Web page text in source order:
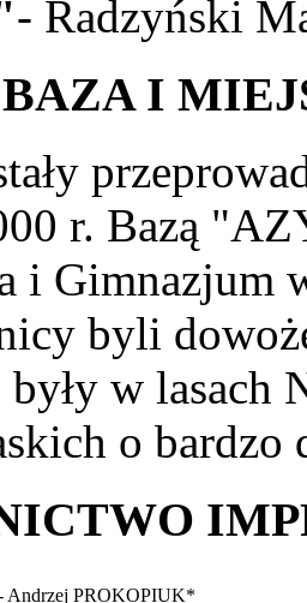
- Radzyński
I
r. Bazą
i Gimnazjum
byli
w lasach
o
Andrzej PROKOPIUK*